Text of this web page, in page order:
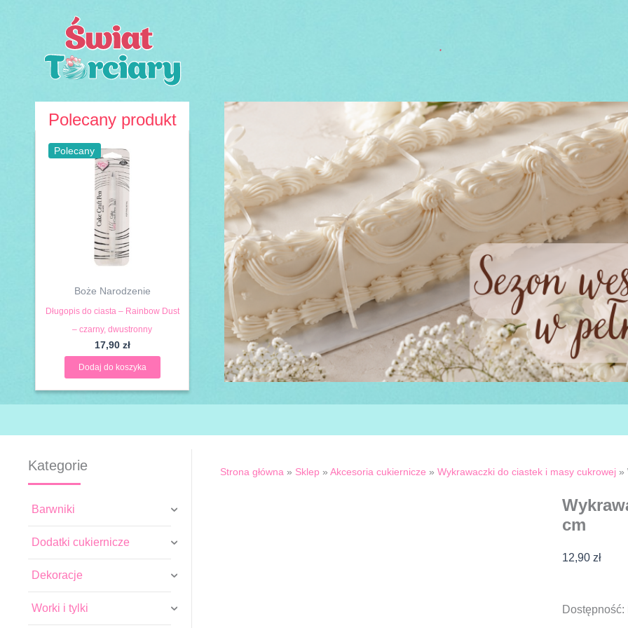
Polecany produkt
Polecany
Boże Narodzenie
Długopis do ciasta – Rainbow Dust
– czarny, dwustronny
17,90 zł
Dodaj do koszyka
Kategorie
Barwniki
Dodatki cukiernicze
Dekoracje
Worki i tylki
Strona główna » Sklep » Akcesoria cukiernicze » Wykrawaczki do ciastek i masy cukrowej »
cm
12,90 zł
Dostępność:
ilość